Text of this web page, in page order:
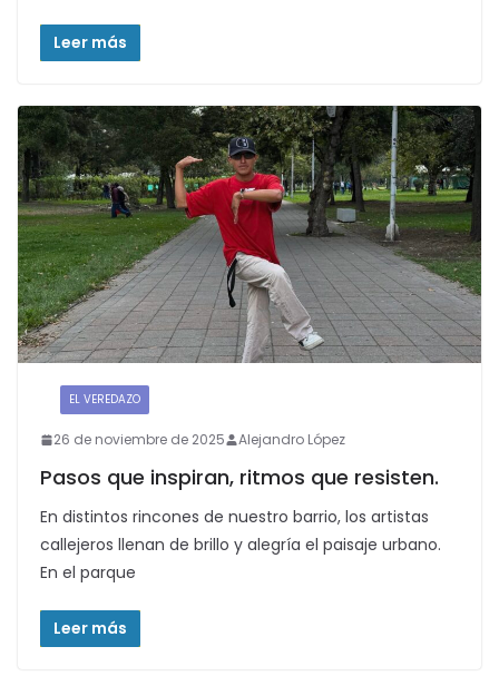
Leer más
EL VEREDAZO
26 de noviembre de 2025 Alejandro López
Pasos que inspiran, ritmos que resisten.
En distintos rincones de nuestro barrio, los artistas
callejeros llenan de brillo y alegría el paisaje urbano.
En el parque
Leer más